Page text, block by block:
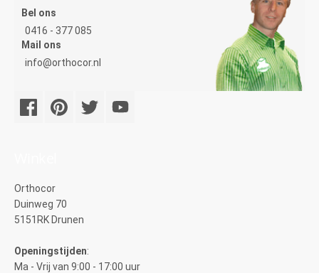
Bel ons
0416 - 377 085
Mail ons
info@orthocor.nl
Orthocor
Duinweg 70
5151RK Drunen
Openingstijden:
Ma - Vrij van 9:00 - 17:00 uur